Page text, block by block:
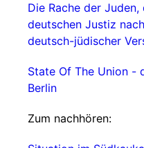
Die Rache der
deutschen Justiz
deutsch-jüdischer
State Of The Union -
Berlin
Zum nachhören: